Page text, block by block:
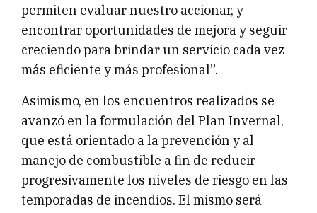
permiten evaluar nuestro accionar, y
encontrar oportunidades de mejora y seguir
creciendo para brindar un servicio cada vez
más eficiente y más profesional”.
Asimismo, en los encuentros realizados se
avanzó en la formulación del Plan Invernal,
que está orientado a la prevención y al
manejo de combustible a fin de reducir
progresivamente los niveles de riesgo en las
temporadas de incendios. El mismo será